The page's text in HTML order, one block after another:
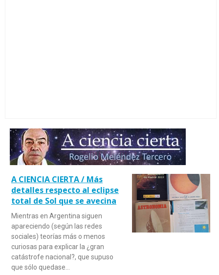
A CIENCIA CIERTA / Más
detalles respecto al eclipse
total de Sol que se avecina
Mientras en Argentina siguen
apareciendo (según las redes
sociales) teorías más o menos
curiosas para explicar la ¿gran
catástrofe nacional?, que supuso
que sólo quedase…